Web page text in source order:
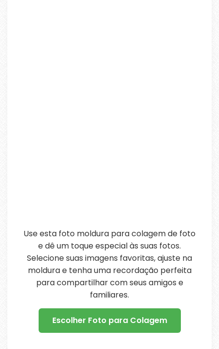
Use esta foto moldura para colagem de foto
e dê um toque especial às suas fotos.
Selecione suas imagens favoritas, ajuste na
moldura e tenha uma recordação perfeita
para compartilhar com seus amigos e
familiares.
Escolher Foto para Colagem